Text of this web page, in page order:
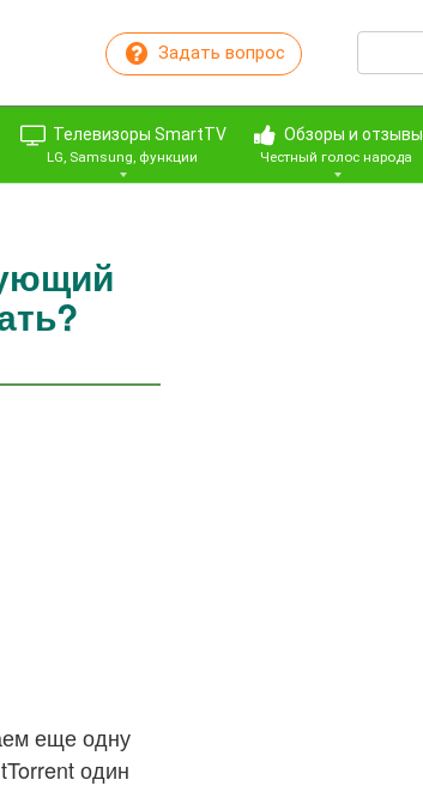
Задать вопрос Поиск:
Телевизоры SmartTV
LG, Samsung, функции
Обзоры и отзывы
Честный голос народа
еще одну
один